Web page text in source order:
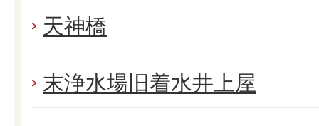
天神橋
末浄水場旧着水井上屋